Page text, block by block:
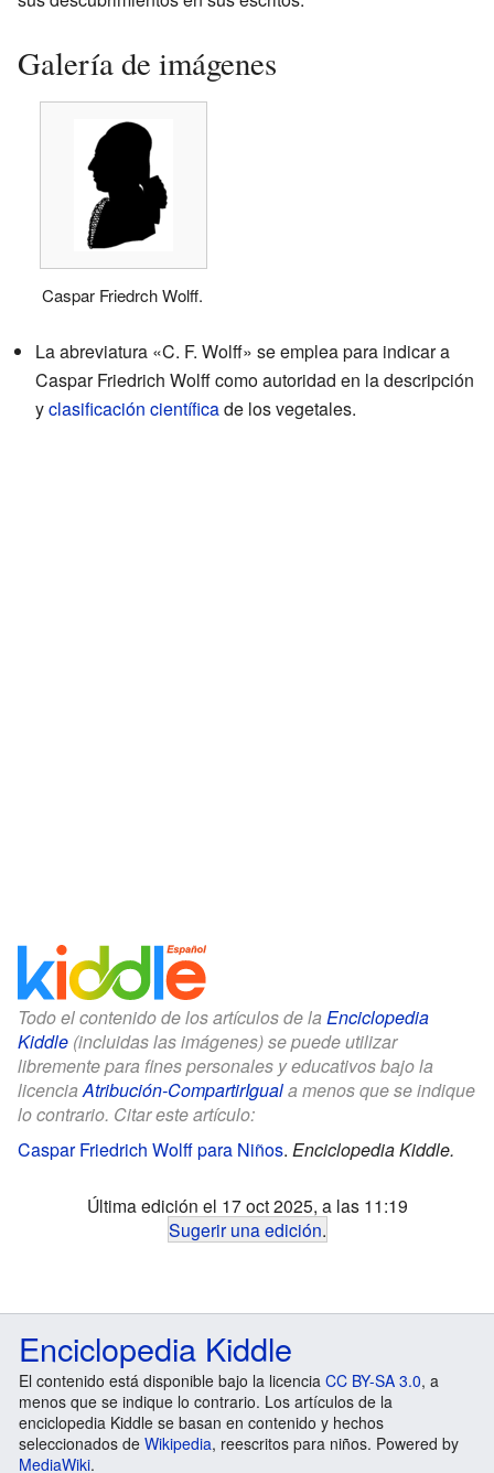
Galería de imágenes
Caspar Friedrch Wolff.
La abreviatura «C. F. Wolff» se emplea para indicar a
Caspar Friedrich Wolff como autoridad en la descripción
yclasificación científicade los vegetales.
Todo el contenido de los artículos de la Enciclopedia
Kiddle (incluidas las imágenes) se puede utilizar
libremente para fines personales y educativos bajo la
licenciaAtribución-CompartirIguala menos que se indique
lo contrario. Citar este artículo:
Caspar Friedrich Wolff para Niños. Enciclopedia Kiddle.
Última edición el 17 oct 2025, a las 11:19
Sugerir una edición.
Enciclopedia Kiddle
El contenido está disponible bajo la licencia CC BY-SA 3.0, a
menos que se indique lo contrario. Los artículos de la
enciclopedia Kiddle se basan en contenido y hechos
seleccionados de Wikipedia, reescritos para niños. Powered by
MediaWiki.